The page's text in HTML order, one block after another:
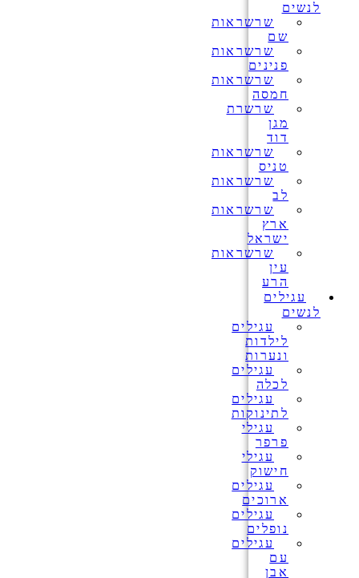
לנשים
שרשראות
שם
שרשראות
פנינים
שרשראות
חמסה
שרשרת
מגן
דוד
שרשראות
טניס
שרשראות
לב
שרשראות
ארץ
ישראל
שרשראות
עין
הרע
עגילים
לנשים
עגילים
לילדות
ונערות
עגילים
לכלה
עגילים
לתינוקות
עגילי
פרפר
עגילי
חישוק
עגילים
ארוכים
עגילים
נופלים
עגילים
עם
אבן